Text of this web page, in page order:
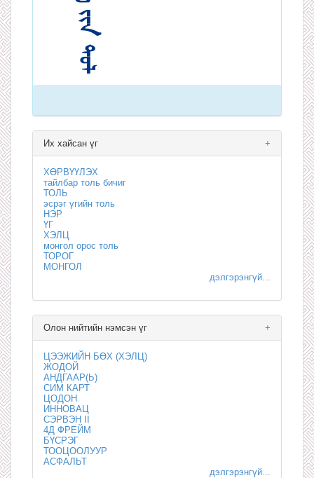
+
Их хайсан үг
ХӨРВҮҮЛЭХ
тайлбар толь бичиг
ТОЛЬ
эсрэг үгийн толь
НЭР
ҮГ
ХЭЛЦ
монгол орос толь
ТОРОГ
МОНГОЛ
дэлгэрэнгүй...
+
Олон нийтийн нэмсэн үг
ЦЭЭЖИЙН БӨХ (ХЭЛЦ)
ЖОДОЙ
АНДГААР(Ь)
СИМ КАРТ
ЦОДОН
ИННОВАЦ
СЭРВЭН II
4Д ФРЕЙМ
БҮСРЭГ
ТООЦООЛУУР
АСФАЛЬТ
дэлгэрэнгүй...